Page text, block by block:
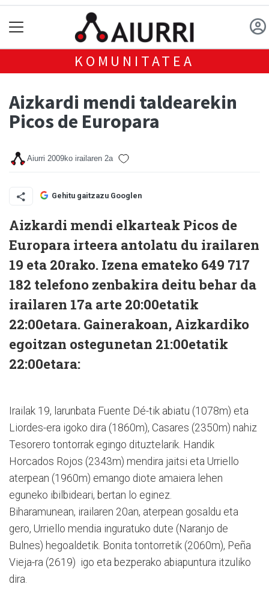
KOMUNITATEA
Aizkardi mendi taldearekin
Picos de Europara
Aiurri 2009ko irailaren 2a
Gehitu gaitzazu Googlen
Aizkardi mendi elkarteak Picos de
Europara irteera antolatu du irailaren
19 eta 20rako. Izena emateko 649 717
182 telefono zenbakira deitu behar da
irailaren 17a arte 20:00etatik
22:00etara. Gainerakoan, Aizkardiko
egoitzan ostegunetan 21:00etatik
22:00etara:
Irailak 19, larunbata Fuente Dé-tik abiatu (1078m) eta
Liordes-era igoko dira (1860m), Casares (2350m) nahiz
Tesorero tontorrak egingo dituztelarik. Handik
Horcados Rojos (2343m) mendira jaitsi eta Urriello
aterpean (1960m) emango diote amaiera lehen
eguneko ibilbideari, bertan lo eginez.
Biharamunean, irailaren 20an, aterpean gosaldu eta
gero, Urriello mendia inguratuko dute (Naranjo de
Bulnes) hegoaldetik. Bonita tontorretik (2060m), Peña
Vieja-ra (2619) igo eta bezperako abiapuntura itzuliko
dira.